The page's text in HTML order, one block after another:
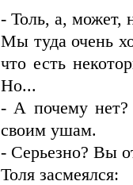
- Толь, а, может,
Мы туда очень
что есть
Но...
- А почему нет?
своим ушам.
- Серьезно? Вы
Толя засмеялся: